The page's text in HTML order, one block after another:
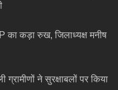
का कड़ा रुख, जिलाध्यक्ष मनीष
ग्रामीणों ने सुरक्षाबलों पर किया